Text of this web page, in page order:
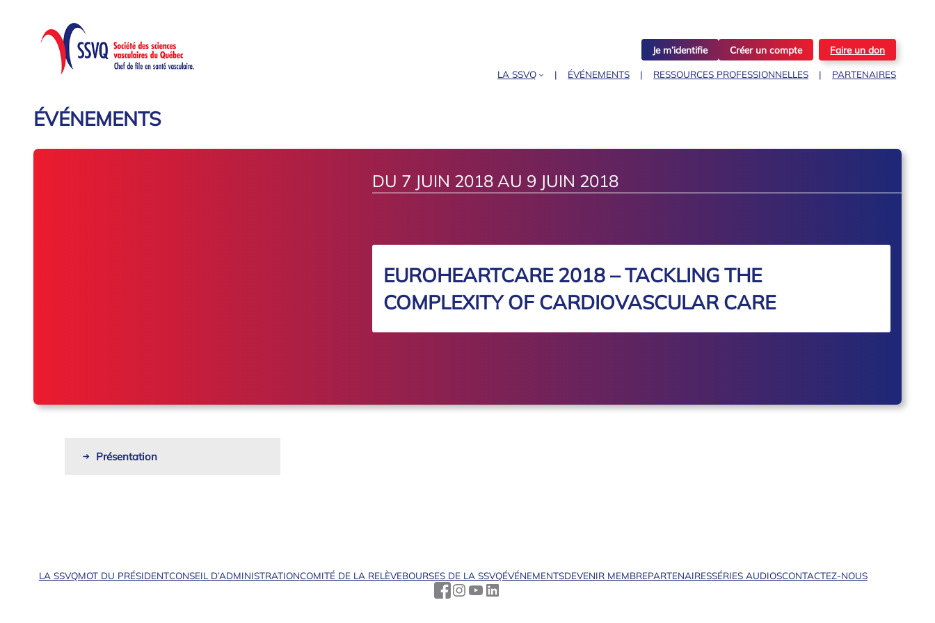
Je m’identifie Créer un compte Faire un don
LA SSVQ ÉVÉNEMENTS RESSOURCES PROFESSIONNELLES PARTENAIRES
ÉVÉNEMENTS
DU 7 JUIN 2018 AU 9 JUIN 2018
EUROHEARTCARE 2018 – TACKLING THE
COMPLEXITY OF CARDIOVASCULAR CARE
Présentation
LA SSVQMOT DU PRÉSIDENTCONSEIL D’ADMINISTRATIONCOMITÉ DE LA RELÈVEBOURSES DE LA SSVQÉVÉNEMENTSDEVENIR MEMBREPARTENAIRESSÉRIES AUDIOSCONTACTEZ-NOUS